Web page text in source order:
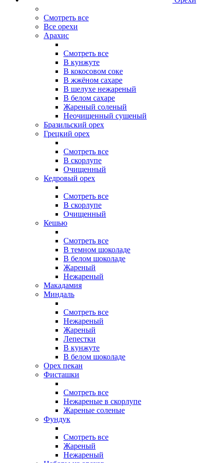
Смотреть все
Все орехи
Арахис
Смотреть все
В кунжуте
В кокосовом соке
В жжёном сахаре
В шелухе нежареный
В белом сахаре
Жареный соленый
Неочищенный сушеный
Бразильский орех
Грецкий орех
Смотреть все
В скорлупе
Очищенный
Кедровый орех
Смотреть все
В скорлупе
Очищенный
Кешью
Смотреть все
В темном шоколаде
В белом шоколаде
Жареный
Нежареный
Макадамия
Миндаль
Смотреть все
Нежареный
Жареный
Лепестки
В кунжуте
В белом шоколаде
Орех пекан
Фисташки
Смотреть все
Нежареные в скорлупе
Жареные соленые
Фундук
Смотреть все
Жареный
Нежареный